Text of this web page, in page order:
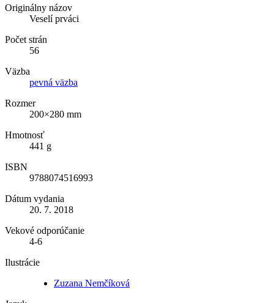
Originálny názov
Veselí prváci
Počet strán
56
Väzba
pevná väzba
Rozmer
200×280 mm
Hmotnosť
441 g
ISBN
9788074516993
Dátum vydania
20. 7. 2018
Vekové odporúčanie
4-6
Ilustrácie
Zuzana Nemčíková